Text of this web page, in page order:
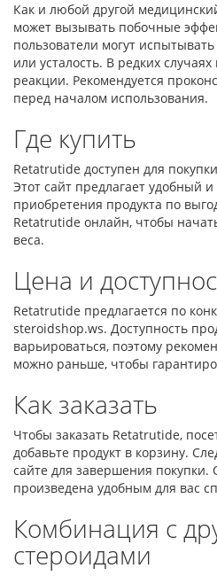
Как и любой другой
может вызывать побочные
пользователи могут
или усталость. В редких
реакции. Рекомендуется
перед началом использования.
Где купить
Retatrutide доступен для
Этот сайт предлагает удобный
приобретения продукта по
Retatrutide онлайн, чтобы
веса.
Цена и
Retatrutide предлагается по
steroidshop.ws. Доступность
варьироваться, поэтому
можно раньше, чтобы
Как заказать
Чтобы заказать Retatrutide,
добавьте продукт в корзину.
сайте для завершения
произведена удобным для вас
Комбинация с
стероидами